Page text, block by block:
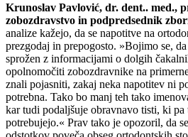
Krunoslav Pavlović, dr. dent.. med.,
zobozdravstvo in podpredsednik
analize kažejo, da se napotitve na
prezgodaj in prepogosto. »Bojimo se,
sprožen z informacijami o dolgih
opolnomočiti zobozdravnike na
znali pojasniti, zakaj neka napotitev ni
potrebna. Tako bo manj teh tako
kar tudi podaljšuje obravnavo tisti, ki pa
potrebujejo.« Prav tako je opozoril, da